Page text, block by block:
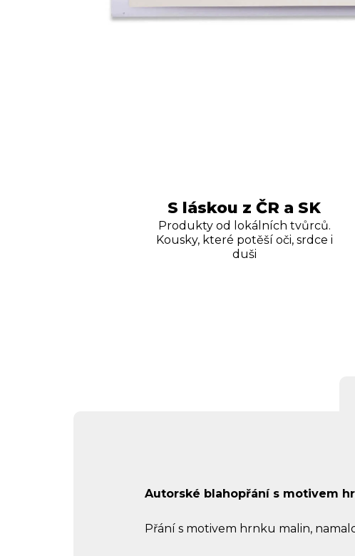
S láskou z ČR a SK
Produkty od lokálních tvůrců.
Kousky, které potěší oči, srdce i
duši
Autorské blahopřání s motivem
Přání s motivem hrnku malin,